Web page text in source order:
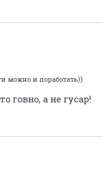
можно и поработать))
говно, а не гусар!